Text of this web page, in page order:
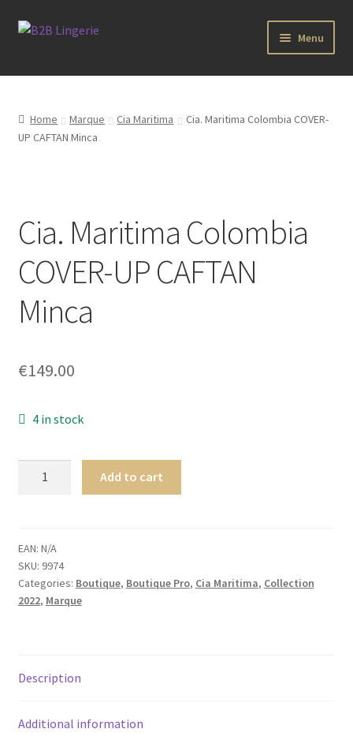
Aller
Aller
Menu
B2B Lingerie Site Officiel
Wholesale Registration Page
Marques
Luxury Lingerie
Femme
Homme
Home Marque Cia Maritima
Cia. Maritima Colombia COVER-
UP CAFTAN Minca
Cia. Maritima Colombia
COVER-UP CAFTAN
Minca
€149.00
4 in stock
UP
CAFTAN
Minca
quantity
Add to cart
EAN: N/A
SKU: 9974
Categories: Boutique, Boutique Pro, Cia Maritima, Collection
2022, Marque
Description
Additional information